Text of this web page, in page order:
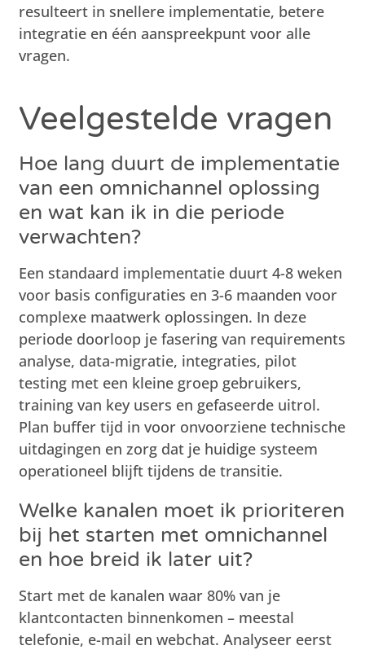
resulteert in snellere implementatie, betere
integratie en één aanspreekpunt voor alle
vragen.
Veelgestelde vragen
Hoe lang duurt de implementatie
van een omnichannel oplossing
en wat kan ik in die periode
verwachten?
Een standaard implementatie duurt 4-8 weken
voor basis configuraties en 3-6 maanden voor
complexe maatwerk oplossingen. In deze
periode doorloop je fasering van requirements
analyse, data-migratie, integraties, pilot
testing met een kleine groep gebruikers,
training van key users en gefaseerde uitrol.
Plan buffer tijd in voor onvoorziene technische
uitdagingen en zorg dat je huidige systeem
operationeel blijft tijdens de transitie.
Welke kanalen moet ik prioriteren
bij het starten met omnichannel
en hoe breid ik later uit?
Start met de kanalen waar 80% van je
klantcontacten binnenkomen – meestal
telefonie, e-mail en webchat. Analyseer eerst